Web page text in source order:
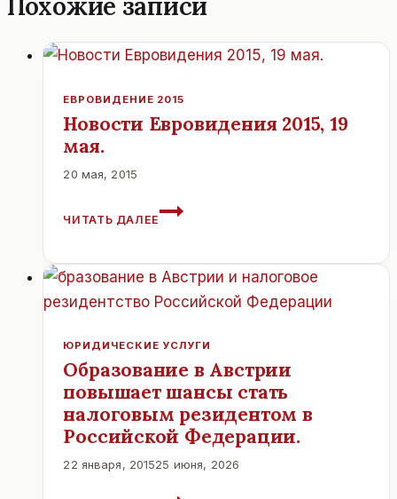
ЕВРОВИДЕНИЕ 2015
Новости Евровидения 2015, 19
мая.
20 мая, 2015
ЧИТАТЬ ДАЛЕЕ
НОВОСТИ
19
МАЯ.
ЮРИДИЧЕСКИЕ УСЛУГИ
Образование в Австрии
повышает шансы стать
налоговым резидентом в
Российской Федерации.
22 января, 201525 июня, 2026